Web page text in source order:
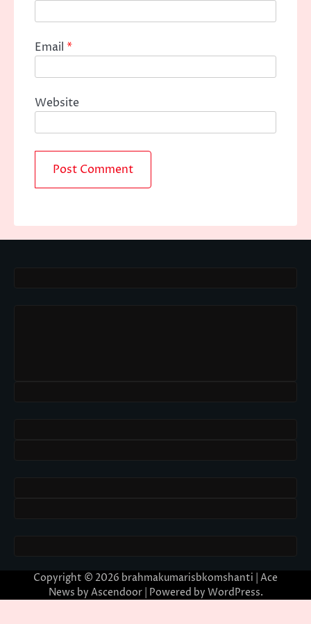
Email *
Website
Copyright © 2026 brahmakumarisbkomshanti | Ace
News by Ascendoor| Powered by WordPress.